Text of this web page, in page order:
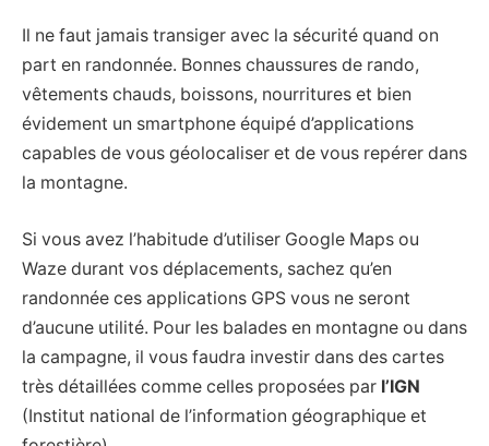
Il ne faut jamais transiger avec la sécurité quand on
part en randonnée. Bonnes chaussures de rando,
vêtements chauds, boissons, nourritures et bien
évidement un smartphone équipé d’applications
capables de vous géolocaliser et de vous repérer dans
la montagne.
Si vous avez l’habitude d’utiliser Google Maps ou
Waze durant vos déplacements, sachez qu’en
randonnée ces applications GPS vous ne seront
d’aucune utilité. Pour les balades en montagne ou dans
la campagne, il vous faudra investir dans des cartes
très détaillées comme celles proposées par l’IGN
(Institut national de l’information géographique et